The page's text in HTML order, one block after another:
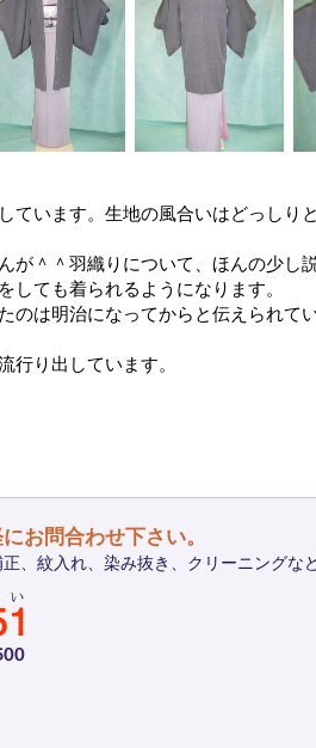
ています。生地の風合いはどっし
が＾＾羽織りについて、ほんの少
しても着られるようになります。
のは明治になってからと伝えられ
行り出しています。
お問合わせ下さい。
、紋入れ、染み抜き、クリーニングな